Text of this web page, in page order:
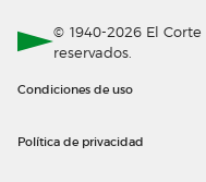
© 1940-2026 El Corte
reservados.
Condiciones de uso
Política de privacidad